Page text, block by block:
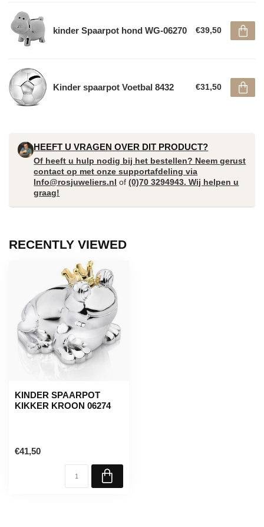
kinder Spaarpot hond WG-06270 €39,50
Kinder spaarpot Voetbal 8432 €31,50
HEEFT U VRAGEN OVER DIT PRODUCT?
Of heeft u hulp nodig bij het bestellen? Neem gerust
contact op met onze supportafdeling via
Info@rosjuweliers.nl of(0)70 3294943. Wij helpen u
graag!
RECENTLY VIEWED
KINDER SPAARPOT
KIKKER KROON 06274
€41,50